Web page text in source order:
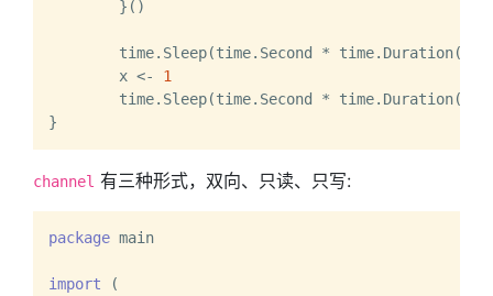
	time.Sleep(time.Second * time.Duration(
	x <-
1
	time.Sleep(time.Second * time.Duration(
channel 有三种形式，双向、只读、只写:
package main
import (